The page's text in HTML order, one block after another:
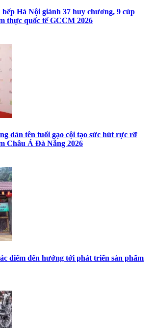
Hà Nội giành 37 huy chương, 9 cúp
thực quốc tế GCCM 2026
dàn tên tuổi gạo cội tạo sức hút rực rỡ
Châu Á Đà Nẵng 2026
điểm đến hướng tới phát triển sản phẩm